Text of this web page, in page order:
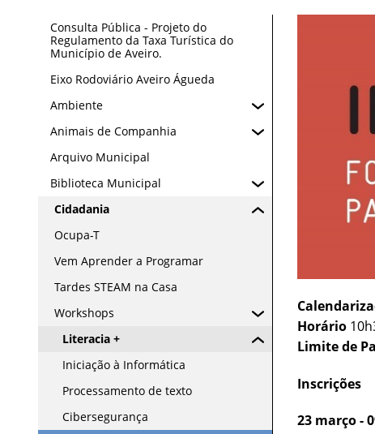
Consulta Pública - Projeto do
Regulamento da Taxa Turística do
Município de Aveiro.
Eixo Rodoviário Aveiro Águeda
Ambiente
Animais de Companhia
Arquivo Municipal
Biblioteca Municipal
Cidadania
Ocupa-T
Vem Aprender a Programar
Tardes STEAM na Casa
Workshops
Literacia +
Iniciação à Informática
Processamento de texto
Cibersegurança
Horário
Limite de
Inscrições
23 março -